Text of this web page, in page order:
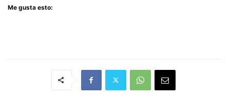
Me gusta esto: